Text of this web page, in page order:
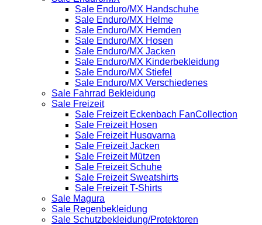
Sale Enduro/MX Handschuhe
Sale Enduro/MX Helme
Sale Enduro/MX Hemden
Sale Enduro/MX Hosen
Sale Enduro/MX Jacken
Sale Enduro/MX Kinderbekleidung
Sale Enduro/MX Stiefel
Sale Enduro/MX Verschiedenes
Sale Fahrrad Bekleidung
Sale Freizeit
Sale Freizeit Eckenbach FanCollection
Sale Freizeit Hosen
Sale Freizeit Husqvarna
Sale Freizeit Jacken
Sale Freizeit Mützen
Sale Freizeit Schuhe
Sale Freizeit Sweatshirts
Sale Freizeit T-Shirts
Sale Magura
Sale Regenbekleidung
Sale Schutzbekleidung/Protektoren